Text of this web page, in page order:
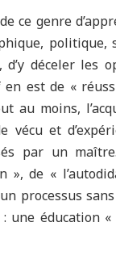
ce genre
d’y déceler
est de «
au moins,
et
par un
», de «
processus
éducation